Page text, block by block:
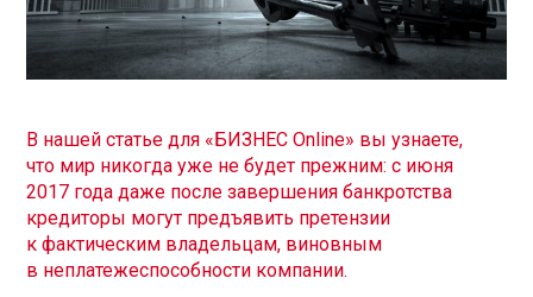
В нашей статье для «БИЗНЕС Online» вы узнаете,
что мир никогда уже не будет прежним: с июня
2017 года даже после завершения банкротства
кредиторы могут предъявить претензии
к фактическим владельцам, виновным
в неплатежеспособности компании.